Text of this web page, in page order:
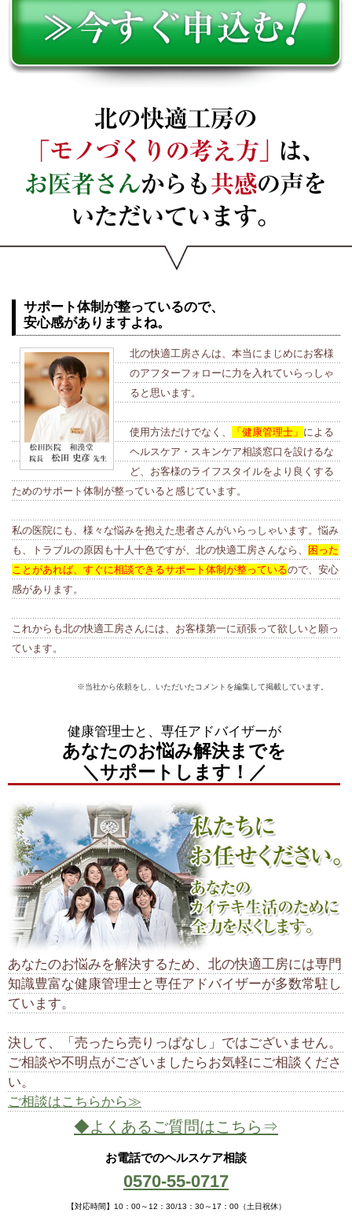
サポート体制が整っているので、
安心感がありますよね。
北の快適工房さんは、本当にまじめにお客様
のアフターフォローに力を入れていらっしゃ
ると思います。
使用方法だけでなく、 「健康管理士」 による
ヘルスケア・スキンケア相談窓口を設けるな
ど、お客様のライフスタイルをより良くする
ためのサポート体制が整っていると感じています。
私の医院にも、様々な悩みを抱えた患者さんがいらっしゃいます。悩み
も、トラブルの原因も十人十色ですが、北の快適工房さんなら、
困った
ことがあれば、すぐに相談できるサポート体制が整っているので、安心
感があります。
これからも北の快適工房さんには、お客様第一に頑張って欲しいと願っ
ています。
※当社から依頼をし、いただいたコメントを編集して掲載しています。
健康管理士と、専任アドバイザーが
あなたのお悩み解決までを
＼サポートします！／
あなたのお悩みを解決するため、北の快適工房には専門
知識豊富な健康管理士と専任アドバイザーが多数常駐し
ています。
決して、「売ったら売りっぱなし」ではございません。
ご相談や不明点がございましたらお気軽にご相談くださ
い。
ご相談はこちらから≫
◆よくあるご質問はこちら⇒
お電話でのヘルスケア相談
0570-55-0717
【対応時間】10：00～12：30/13：30～17：00（土日祝休）